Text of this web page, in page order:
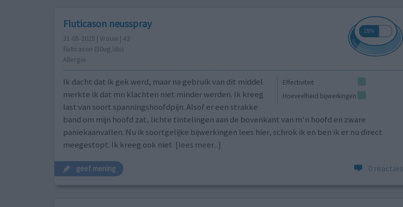
Fluticason neusspray
31-05-2025 | Vrouw | 43
fluticason (50ug/do)
Allergie
Effectiviteit
Hoeveelheid bijwerkingen
Ik dacht dat ik gek werd, maar na gebruik van dit middel
merkte ik dat mn klachten niet minder werden. Ik kreeg
last van soort spanningshoofdpijn. Alsof er een strakke
band om mijn hoofd zat, lichte tintelingen aan de bovenkant van m'n hoofd en zware
paniekaanvallen. Nu ik soortgelijke bijwerkingen lees hier, schrok ik en ben ik er nu direct
meegestopt. Ik kreeg ook niet [lees meer...]
geef mening 0 reacties